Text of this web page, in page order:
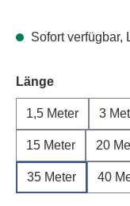
Sofort verfügbar,
Längeauswählen
1,5 Meter 3
15 Meter 20
35 Meter 40